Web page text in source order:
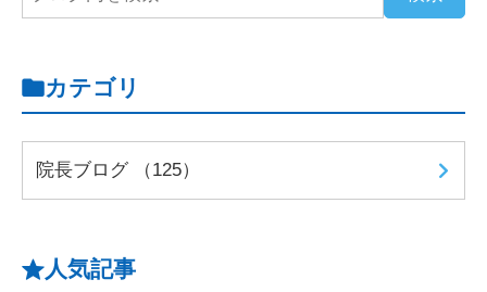
カテゴリ
院長ブログ （125）
人気記事